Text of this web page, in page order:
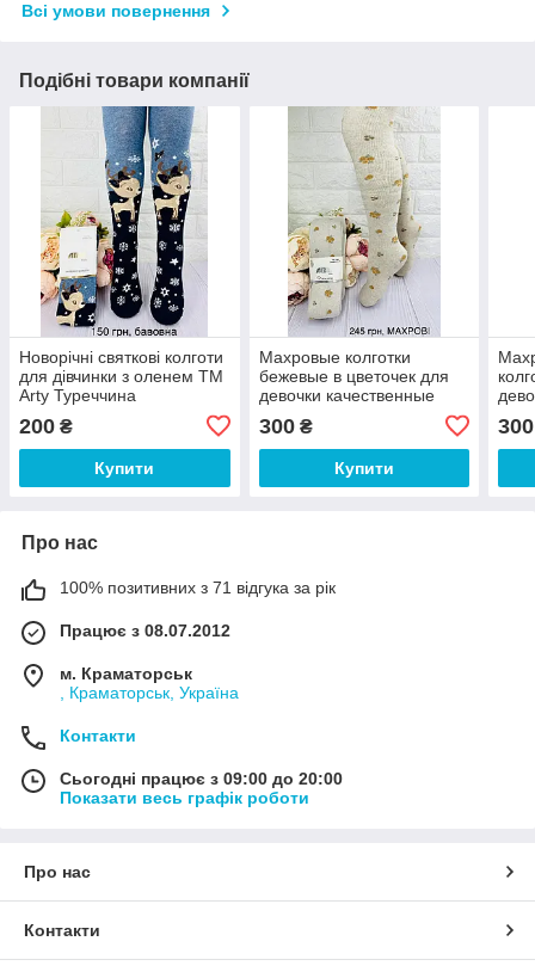
Всі умови повернення
Подібні товари компанії
Новорічні святкові колготи
для дівчинки з оленем ТМ
Arty Туреччина
200 ₴
Купити
Махровые колготки
бежевые в цветочек для
девочки качественные
300₴
Купити
300
Про нас
100% позитивних з 71 відгука за рік
Працює з 08.07.2012
м. Краматорськ
, Краматорськ, Україна
Контакти
Сьогодні працює з 09:00 до 20:00
Показати весь графік роботи
Про нас
Контакти